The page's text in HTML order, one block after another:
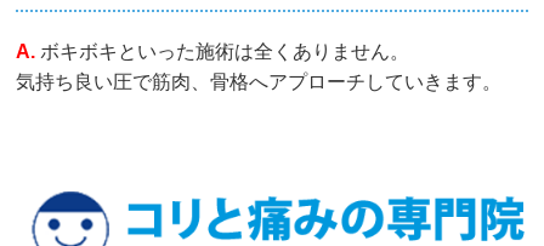
A. ボキボキといった施術は全くありません。
気持ち良い圧で筋肉、骨格へアプローチしていきます。